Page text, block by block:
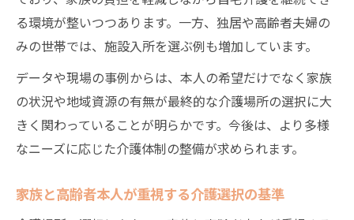
る環境が整いつつあります。一方、独居や高齢者夫婦の
みの世帯では、施設入所を選ぶ例も増加しています。
データや現場の事例からは、本人の希望だけでなく家族
の状況や地域資源の有無が最終的な介護場所の選択に大
きく関わっていることが明らかです。今後は、より多様
なニーズに応じた介護体制の整備が求められます。
家族と高齢者本人が重視する介護選択の基準